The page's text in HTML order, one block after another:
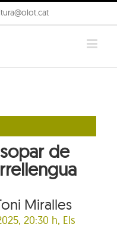
de
Miralles
20:30 h, Els